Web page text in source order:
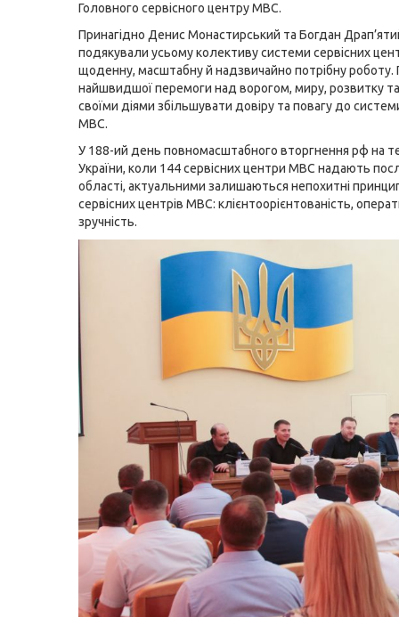
Головного сервісного центру МВС.
Принагідно Денис Монастирський та Богдан
подякували усьому колективу системи сервісних
щоденну, масштабну й надзвичайно потрібну
найшвидшої перемоги над ворогом, миру, розвитку та
своїми діями збільшувати довіру та повагу до
МВС.
У 188-ий день повномасштабного вторгнення рф на
України, коли 144 сервісних центри МВС надають
області, актуальними залишаються непохитні
сервісних центрів МВС: клієнтоорієнтованість,
зручність.